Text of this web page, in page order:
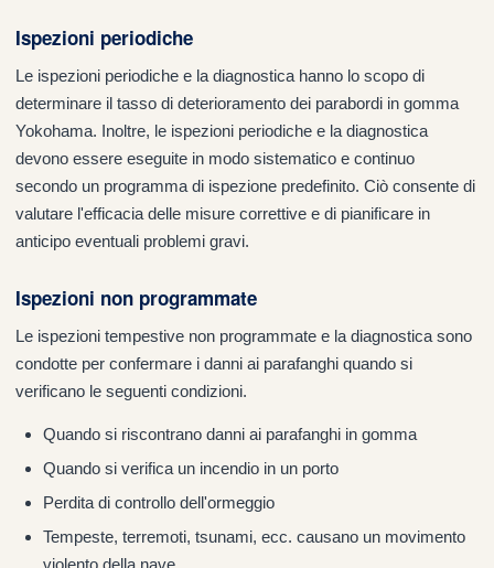
Ispezioni periodiche
Le ispezioni periodiche e la diagnostica hanno lo scopo di
determinare il tasso di deterioramento dei parabordi in gomma
Yokohama. Inoltre, le ispezioni periodiche e la diagnostica
devono essere eseguite in modo sistematico e continuo
secondo un programma di ispezione predefinito. Ciò consente di
valutare l'efficacia delle misure correttive e di pianificare in
anticipo eventuali problemi gravi.
Ispezioni non programmate
Le ispezioni tempestive non programmate e la diagnostica sono
condotte per confermare i danni ai parafanghi quando si
verificano le seguenti condizioni.
Quando si riscontrano danni ai parafanghi in gomma
Quando si verifica un incendio in un porto
Perdita di controllo dell'ormeggio
Tempeste, terremoti, tsunami, ecc. causano un movimento